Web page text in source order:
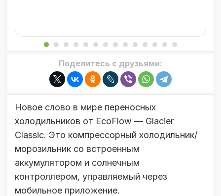
Поделитесь с друзьями:
Новое слово в мире переносных
холодильников от EcoFlow — Glacier
Classic. Это компрессорный холодильник/
морозильник со встроенным
аккумулятором и солнечным
контроллером, управляемый через
мобильное приложение.